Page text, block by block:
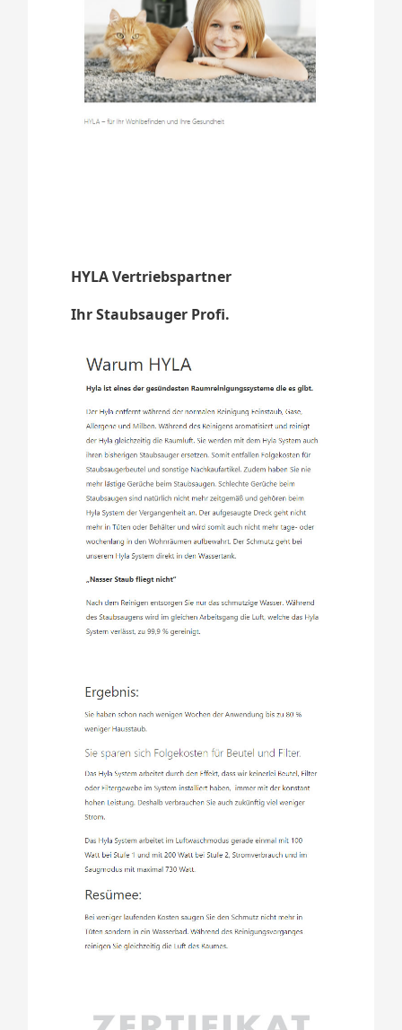
HYLA Vertriebspartner
Ihr Staubsauger Profi.